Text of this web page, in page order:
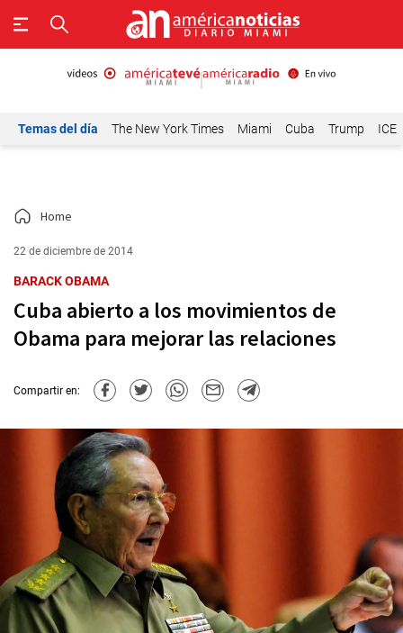
Temas del día The New York Times Miami Cuba Trump ICE
Home
22 de diciembre de 2014
BARACK OBAMA
Cuba abierto a los movimientos de
Obama para mejorar las relaciones
Compartir en: